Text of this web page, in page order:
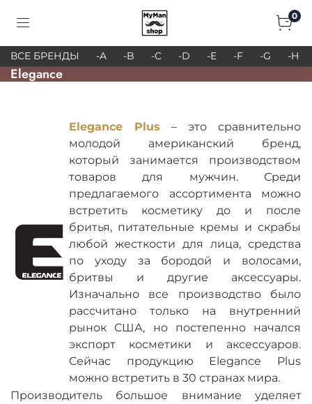
0
ВСЕ БРЕНДЫ -A -B -C -D -E -F -G -H
Elegance
Elegance Plus – это сравнительно
молодой американский бренд,
который занимается производством
товаров для мужчин. Среди
предлагаемого ассортимента можно
встретить косметику до и после
бритья, питательные кремы и скрабы
любой жесткости для лица, средства
по уходу за бородой и волосами,
бритвы и другие аксессуары.
Изначально все производство было
рассчитано только на внутренний
рынок США, но постепенно начался
экспорт косметики и аксессуаров.
Сейчас продукцию Elegance Plus
можно встретить в 30 странах мира.
Производитель большое внимание уделяет